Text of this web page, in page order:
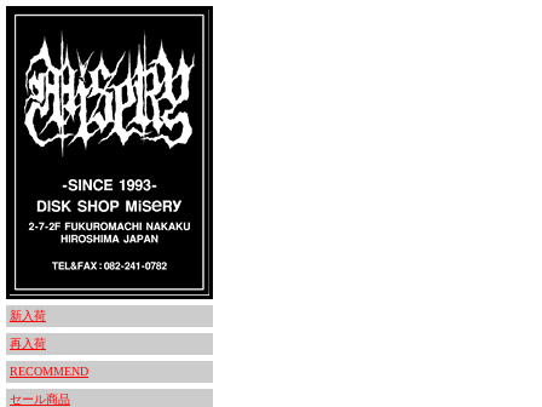
新入荷
再入荷
RECOMMEND
セール商品